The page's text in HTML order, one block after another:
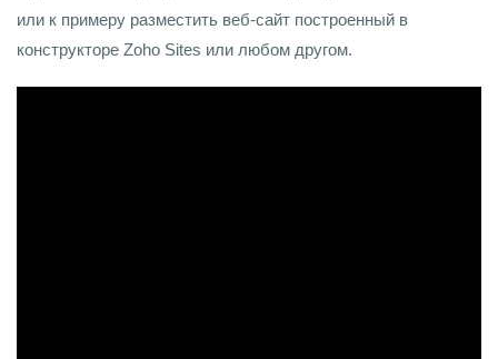
или к примеру разместить веб-сайт построенный в
конструкторе Zoho Sites или любом другом.